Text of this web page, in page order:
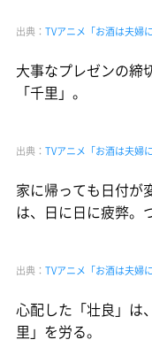
出典： TVアニメ「お酒は夫婦
大事なプレゼンの締
「千里」。
出典： TVアニメ「お酒は夫婦
家に帰っても日付が
は、日に日に疲弊。
出典： TVアニメ「お酒は夫婦
心配した「壮良」は
里」を労る。